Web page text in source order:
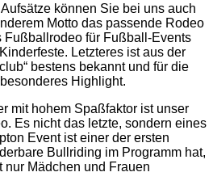
können Sie bei uns auch
Motto das passende Rodeo
Fußballrodeo für Fußball-Events
Letzteres ist aus der
bestens bekannt und für die
Highlight.
mit hohem Spaßfaktor ist unser
Es nicht das letzte, sondern eines
Event ist einer der ersten
Bullriding im Programm hat,
Mädchen und Frauen